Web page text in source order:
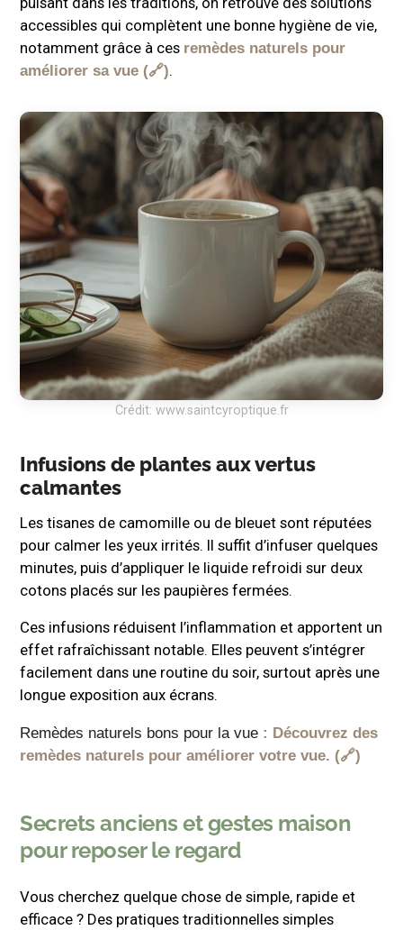
accessibles qui complètent une bonne hygiène de vie,
notamment grâce à ces remèdes naturels pour
améliorer sa vue
.
Crédit: www.saintcyroptique.fr
Infusions de plantes aux vertus
calmantes
Les tisanes de camomille ou de bleuet sont réputées
pour calmer les yeux irrités. Il suffit d’infuser quelques
minutes, puis d’appliquer le liquide refroidi sur deux
cotons placés sur les paupières fermées.
Ces infusions réduisent l’inflammation et apportent un
effet rafraîchissant notable. Elles peuvent s’intégrer
facilement dans une routine du soir, surtout après une
longue exposition aux écrans.
Remèdes naturels bons pour la vue : Découvrez des
remèdes naturels pour améliorer votre vue.
Secrets anciens et gestes maison
pour reposer le regard
Vous cherchez quelque chose de simple, rapide et
efficace ? Des pratiques traditionnelles simples